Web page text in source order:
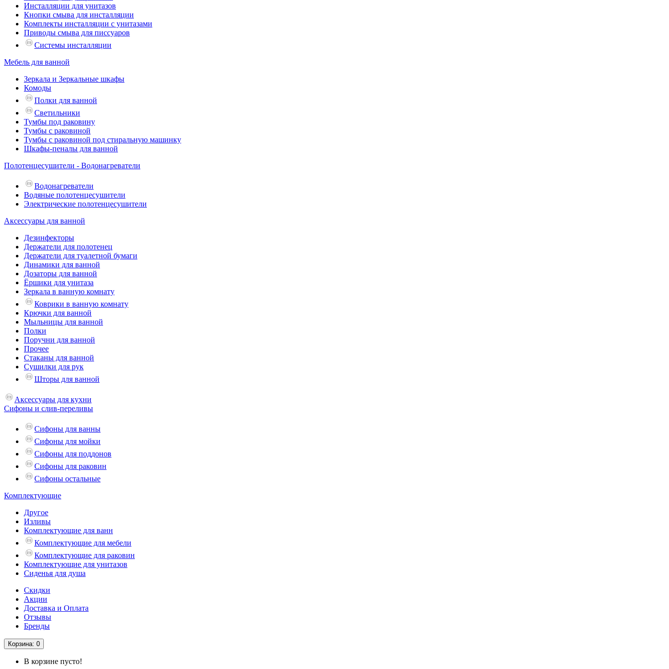
Инсталляции для унитазов
Кнопки смыва для инсталляции
Комплекты инсталляции с унитазами
Приводы смыва для писсуаров
Системы инсталляции
Мебель для ванной
Зеркала и Зеркальные шкафы
Комоды
Полки для ванной
Светильники
Тумбы под раковину
Тумбы с раковиной
Тумбы с раковиной под стиральную машинку
Шкафы-пеналы для ванной
Полотенцесушители - Водонагреватели
Водонагреватели
Водяные полотенцесушители
Электрические полотенцесушители
Аксессуары для ванной
Дезинфекторы
Держатели для полотенец
Держатели для туалетной бумаги
Динамики для ванной
Дозаторы для ванной
Ёршики для унитаза
Зеркала в ванную комнату
Коврики в ванную комнату
Крючки для ванной
Мыльницы для ванной
Полки
Поручни для ванной
Прочее
Стаканы для ванной
Сушилки для рук
Шторы для ванной
Аксессуары для кухни
Сифоны и слив-переливы
Сифоны для ванны
Сифоны для мойки
Сифоны для поддонов
Сифоны для раковин
Сифоны остальные
Комплектующие
Другое
Изливы
Комплектующие для ванн
Комплектующие для мебели
Комплектующие для раковин
Комплектующие для унитазов
Сиденья для душа
Скидки
Акции
Доставка и Оплата
Отзывы
Бренды
Корзина: 0
В корзине пусто!